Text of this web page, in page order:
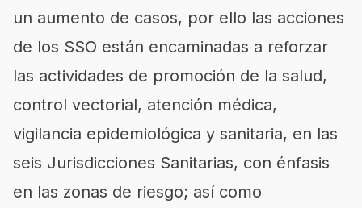
un aumento de casos, por ello las acciones
de los SSO están encaminadas a reforzar
las actividades de promoción de la salud,
control vectorial, atención médica,
vigilancia epidemiológica y sanitaria, en las
seis Jurisdicciones Sanitarias, con énfasis
en las zonas de riesgo; así como